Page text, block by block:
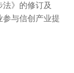
》的修订及
参与信创产业提